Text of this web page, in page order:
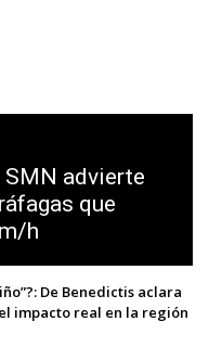
advierte
que
h
De Benedictis aclara
impacto real en la región